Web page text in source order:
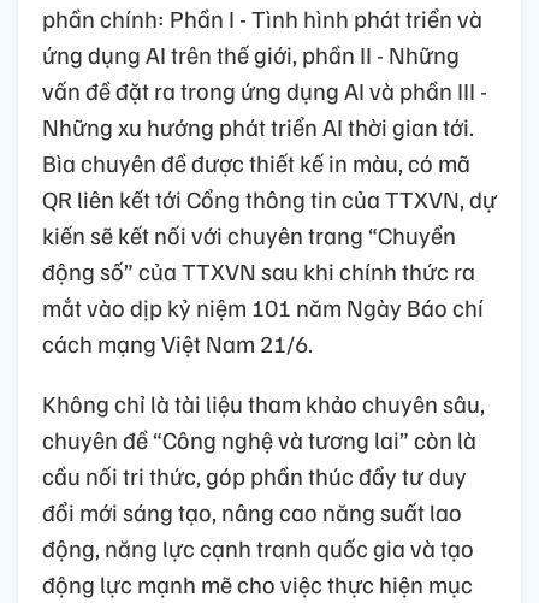
phần chính: Phần I - Tình hình phát triển và
ứng dụng AI trên thế giới, phần II - Những
vấn đề đặt ra trong ứng dụng AI và phần III -
Những xu hướng phát triển AI thời gian tới.
Bìa chuyên đề được thiết kế in màu, có mã
QR liên kết tới Cổng thông tin của TTXVN, dự
kiến sẽ kết nối với chuyên trang “Chuyển
động số” của TTXVN sau khi chính thức ra
mắt vào dịp kỷ niệm 101 năm Ngày Báo chí
cách mạng Việt Nam 21/6.
Không chỉ là tài liệu tham khảo chuyên sâu,
chuyên đề “Công nghệ và tương lai” còn là
cầu nối tri thức, góp phần thúc đẩy tư duy
đổi mới sáng tạo, nâng cao năng suất lao
động, năng lực cạnh tranh quốc gia và tạo
động lực mạnh mẽ cho việc thực hiện mục